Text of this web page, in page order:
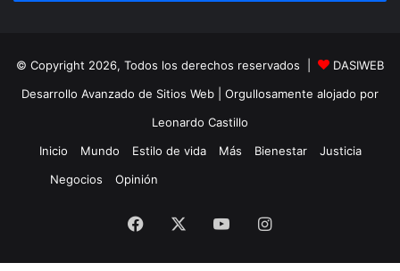
© Copyright 2026, Todos los derechos reservados |
DASIWEB
Desarrollo Avanzado de Sitios Web | Orgullosamente alojado por
Leonardo Castillo
Inicio
Mundo Estilo de vida Más Bienestar
Justicia
Negocios
Opinión
Facebook YouTubeInstagram